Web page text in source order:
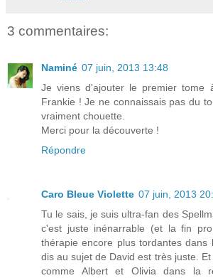
3 commentaires:
Naminé 07 juin, 2013 13:48
Je viens d'ajouter le premier tome
Frankie ! Je ne connaissais pas du
vraiment chouette.
Merci pour la découverte !
Répondre
Caro Bleue Violette 07 juin, 2013
Tu le sais, je suis ultra-fan des
c'est juste inénarrable (et la fin
thérapie encore plus tordantes
dis au sujet de David est très juste.
comme Albert et Olivia dans la